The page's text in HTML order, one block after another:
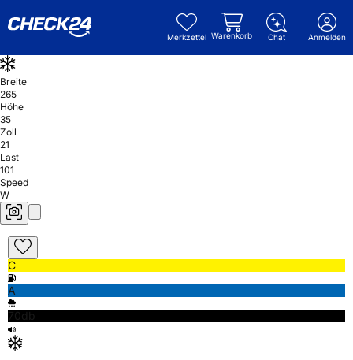
Merkzettel Warenkorb Chat Anmelden
Breite
265
Höhe
35
Zoll
21
Last
101
Speed
W
C
A
70db